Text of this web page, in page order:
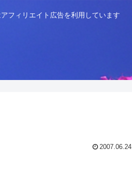
フィリエイト広告を利用しています
2007.06.24